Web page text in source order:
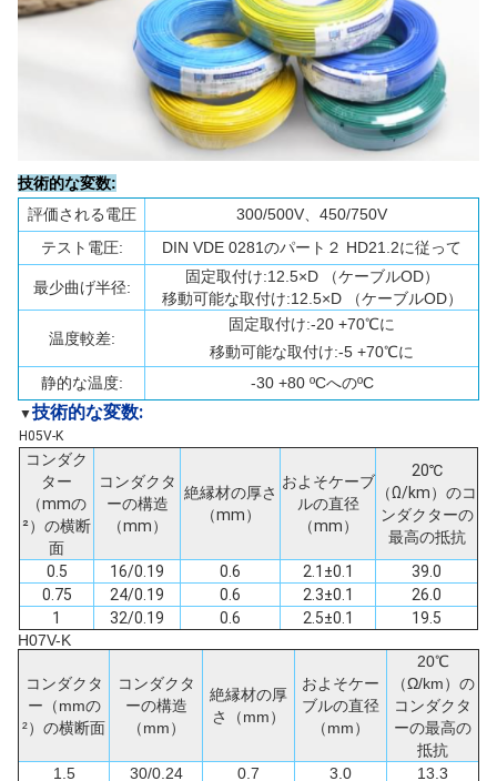
技術的な変数:
評価される電圧
300/500V、450/750V
テスト電圧:
DIN VDE 0281のパート２ HD21.2に従って
最少曲げ半径:
固定取付け:12.5×D （ケーブルOD）
移動可能な取付け:12.5×D （ケーブルOD）
温度較差:
固定取付け:-20 +70℃に
移動可能な取付け:-5 +70℃に
静的な温度:
-30 +80 ºCへのºC
▼技術的な変数:
H05V-K
コンダク
ター
（mmの
²）の横断
面
コンダクタ
ーの構造
（mm）
絶縁材の厚さ
（mm）
およそケーブ
ルの直径
（mm）
20℃
（Ω/km）のコ
ンダクターの
最高の抵抗
0.5
16/0.19 0.6 2.1±0.1
39.0
0.75
24/0.19 0.6 2.3±0.1
26.0
1
32/0.19 0.6 2.5±0.1
19.5
H07V-K
コンダクタ
ー（mmの
²）の横断面
コンダクタ
ーの構造
（mm）
絶縁材の厚
さ（mm）
およそケー
ブルの直径
（mm）
20℃
（Ω/km）の
コンダクタ
ーの最高の
抵抗
1.5
30/0.24 0.7 3.0 13.3